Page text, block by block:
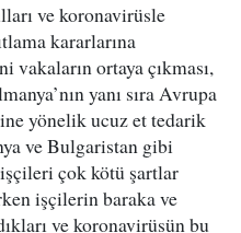
ve koronavirüsle
kararlarına
vakaların ortaya çıkması,
yanı sıra Avrupa
yönelik ucuz et tedarik
ve Bulgaristan gibi
çok kötü şartlar
işçilerin baraka ve
ve koronavirüsün bu